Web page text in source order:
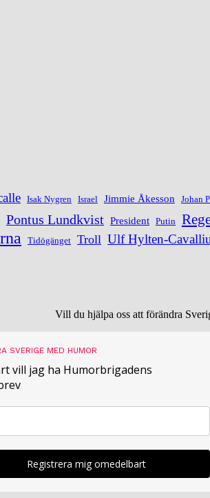
Isak Nygren Israel Jimmie Åkesson Johan
Pontus Lundkvist President Putin
Tidögänget Troll Ulf Hylten-
Vill du hjälpa oss att förändra
SVERIGE MED HUMOR
vill jag ha Humorbrigadens
Registrera mig omedelbart